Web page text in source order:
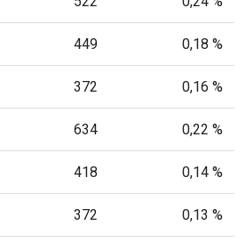
449 0,18 %
372 0,16 %
634 0,22 %
418 0,14 %
372 0,13 %